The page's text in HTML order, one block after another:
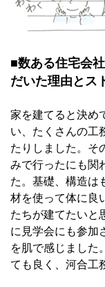
■数ある住宅会
だいた理由とス
家を建てると決め
い、たくさんの工
たりしました。そ
みで行ったにも関
た。基礎、構造は
材を使って体に良
たちが建てたいと
に見学会にも参加
を肌で感じました
ても良く、河合工